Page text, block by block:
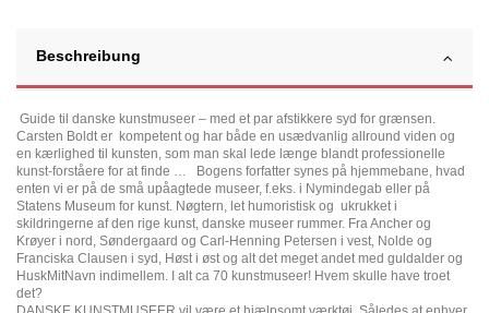
Beschreibung
Guide til danske kunstmuseer – med et par afstikkere syd for grænsen.
Carsten Boldt er kompetent og har både en usædvanlig allround viden og
en kærlighed til kunsten, som man skal lede længe blandt professionelle
kunst-forståere for at finde … Bogens forfatter synes på hjemmebane, hvad
enten vi er på de små upåagtede museer, f.eks. i Nymindegab eller på
Statens Museum for kunst. Nøgtern, let humoristisk og ukrukket i
skildringerne af den rige kunst, danske museer rummer. Fra Ancher og
Krøyer i nord, Søndergaard og Carl-Henning Petersen i vest, Nolde og
Franciska Clausen i syd, Høst i øst og alt det meget andet med guldalder og
HuskMitNavn indimellem. I alt ca 70 kunstmuseer! Hvem skulle have troet
det?